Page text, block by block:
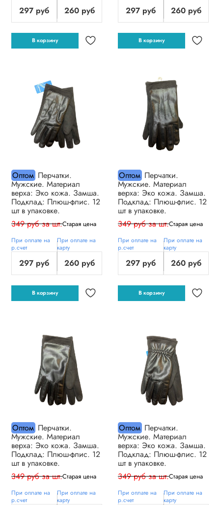
297 руб 260 руб
В корзину
297 руб 260 руб
В корзину
ОптомПерчатки.
Мужские. Материал
верха: Эко кожа. Замша.
Подклад: Плюш-флис. 12
шт в упаковке.
349 руб за шт.Старая цена
При оплате на
р.счет
297 руб
При оплате на
карту
260 руб
В корзину
ОптомПерчатки.
Мужские. Материал
верха: Эко кожа. Замша.
Подклад: Плюш-флис. 12
шт в упаковке.
349 руб за шт.Старая цена
При оплате на
р.счет
297 руб
При оплате на
карту
260 руб
В корзину
ОптомПерчатки.
Мужские. Материал
верха: Эко кожа. Замша.
Подклад: Плюш-флис. 12
шт в упаковке.
349 руб за шт.Старая цена
При оплате на
р.счет
При оплате на
карту
ОптомПерчатки.
Мужские. Материал
верха: Эко кожа. Замша.
Подклад: Плюш-флис. 12
шт в упаковке.
349 руб за шт.Старая цена
При оплате на
р.счет
При оплате на
карту